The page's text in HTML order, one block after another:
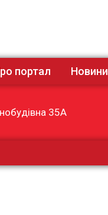
портал Новини
35А